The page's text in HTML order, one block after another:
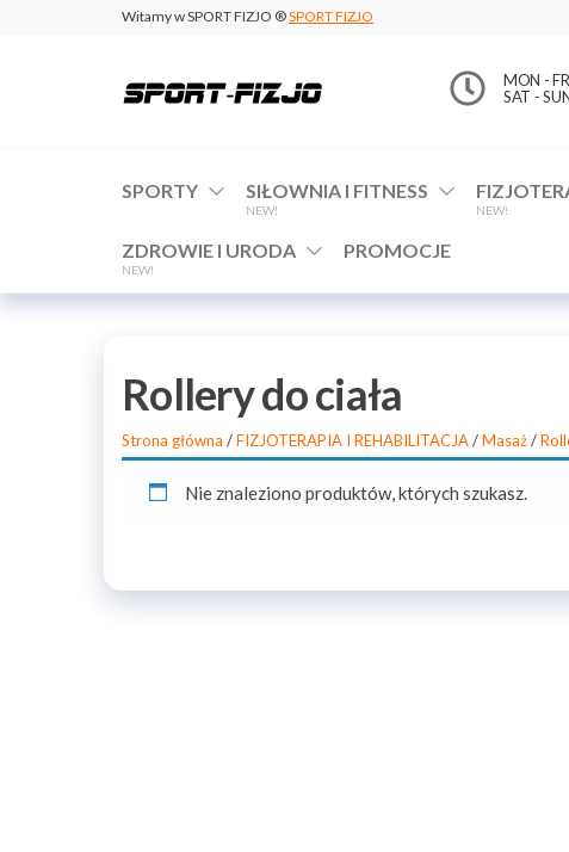
Witamy w SPORT FIZJO ®SPORT FIZJO
www.sport-
fizjo.com
MON -
SAT -
SPORTY SIŁOWNIA I FITNESS
NEW! NEW!
ZDROWIE I URODA
NEW!
PROMOCJE
Rollery do ciała
Strona główna /FIZJOTERAPIA I REHABILITACJA/Masaż/
Nie znaleziono produktów, których szukasz.